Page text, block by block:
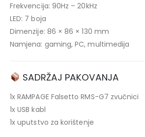
Frekvencija: 90Hz – 20kHz
LED: 7 boja
Dimenzije: 86 × 86 × 130 mm
Namjena: gaming, PC, multimedija
SADRŽAJ PAKOVANJA
1x RAMPAGE Falsetto RMS-G7 zvučnici
1x USB kabl
1x uputstvo za korištenje